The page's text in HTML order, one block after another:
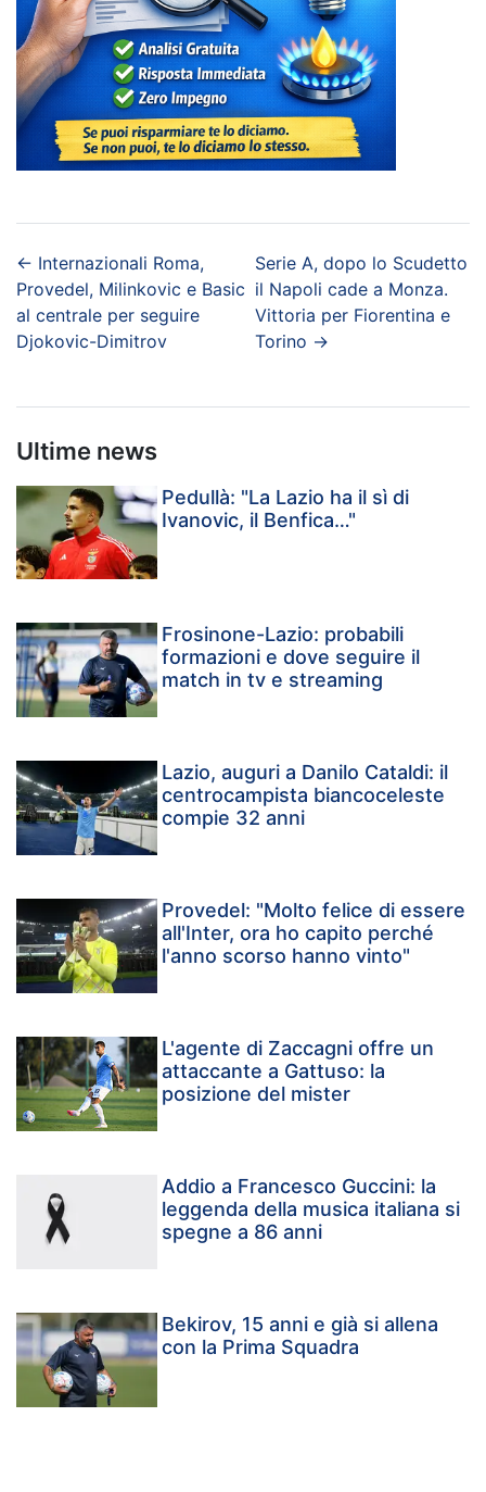
← Internazionali Roma,
Provedel, Milinkovic e Basic
al centrale per seguire
Djokovic-Dimitrov
Serie A, dopo lo Scudetto
il Napoli cade a Monza.
Vittoria per Fiorentina e
Torino →
Ultime news
Pedullà: "La Lazio ha il sì di
Ivanovic, il Benfica…"
Frosinone-Lazio: probabili
formazioni e dove seguire il
match in tv e streaming
Lazio, auguri a Danilo Cataldi: il
centrocampista biancoceleste
compie 32 anni
Provedel: "Molto felice di essere
all'Inter, ora ho capito perché
l'anno scorso hanno vinto"
L'agente di Zaccagni offre un
attaccante a Gattuso: la
posizione del mister
Addio a Francesco Guccini: la
leggenda della musica italiana si
spegne a 86 anni
Bekirov, 15 anni e già si allena
con la Prima Squadra